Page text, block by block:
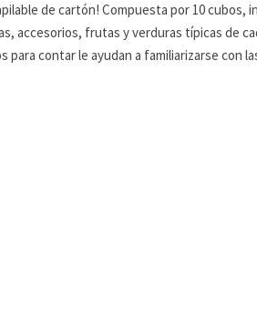
de cartón! Compuesta por 10 cubos,
accesorios, frutas y verduras típicas de
contar le ayudan a familiarizarse con